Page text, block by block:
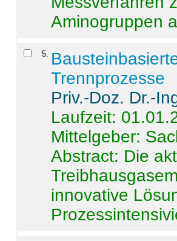
Aminogruppen
5
Trennprozesse
Priv.-Doz. Dr.-
Laufzeit:
Mittelgeber:
Abstract: Die
innovative